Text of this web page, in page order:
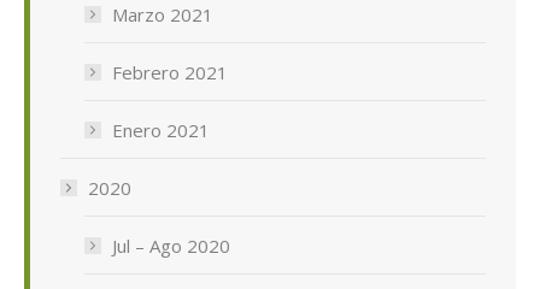
Marzo 2021
Febrero 2021
Enero 2021
2020
Jul – Ago 2020